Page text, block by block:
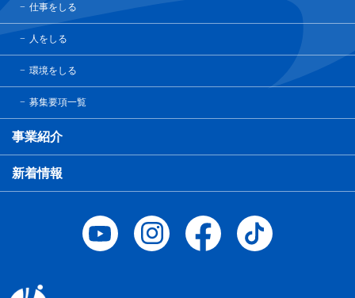
仕事をしる
人をしる
環境をしる
募集要項一覧
事業紹介
新着情報